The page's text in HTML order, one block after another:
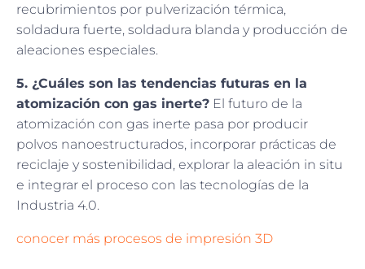
recubrimientos por pulverización térmica,
soldadura fuerte, soldadura blanda y producción de
aleaciones especiales.
5. ¿Cuáles son las tendencias futuras en la
atomización con gas inerte? El futuro de la
atomización con gas inerte pasa por producir
polvos nanoestructurados, incorporar prácticas de
reciclaje y sostenibilidad, explorar la aleación in situ
e integrar el proceso con las tecnologías de la
Industria 4.0.
conocer más procesos de impresión 3D